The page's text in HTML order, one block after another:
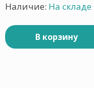
Наличие: На складе
В корзину